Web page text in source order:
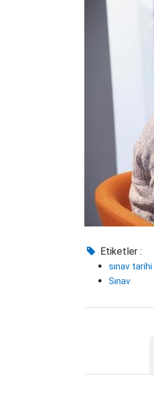
Etiketler :
sınav tarihi
Sınav